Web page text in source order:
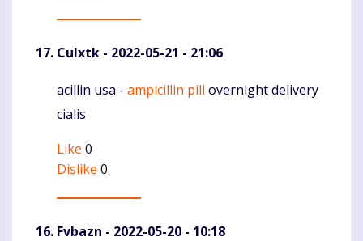
Culxtk - 2022-05-21 - 21:06
Komentaras
acillin usa - ampicillin pill overnight delivery
cialis
Like 0
Dislike 0
Fvbazn - 2022-05-20 - 10:18